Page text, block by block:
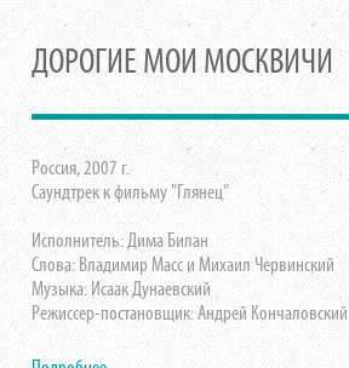
ДОРОГИЕ МОИ МОСКВИЧИ
Россия, 2007 г.
Саундтрек к фильму "Глянец"
Исполнитель: Дима Билан
Слова: Владимир Масс и Михаил Червинский
Музыка: Исаак Дунаевский
Режиссер-постановщик: Андрей Кончаловский